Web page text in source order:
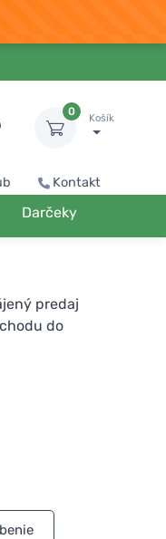
0
Košík
Kontakt
Darčeky
predaj
do